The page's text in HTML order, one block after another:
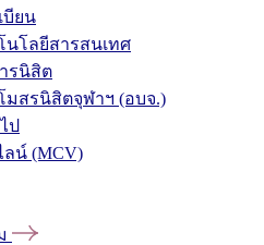
บียน
นโลยีสารสนเทศ
รนิสิต
มสรนิสิตจุฬาฯ (อบจ.)
ป
ลน์ (MCV)